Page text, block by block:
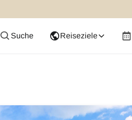
Suche Reiseziele